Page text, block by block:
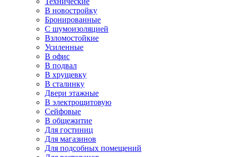
В новостройку
Бронированные
С шумоизоляцией
Взломостойкие
Усиленные
В офис
В подвал
В хрущевку
В сталинку
Двери этажные
В электрощитовую
Сейфовые
В общежитие
Для гостиниц
Для магазинов
Для подсобных помещений